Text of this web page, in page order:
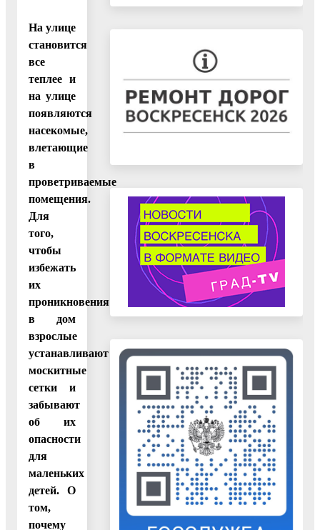
На улице
становится
все
теплее и
на улице
появляются
насекомые,
влетающие
в
проветриваемые
помещения.
Для
того,
чтобы
избежать
их
проникновения
в дом
взрослые
устанавливают
москитные
сетки и
забывают
об их
опасности
для
маленьких
детей. О
том,
почему